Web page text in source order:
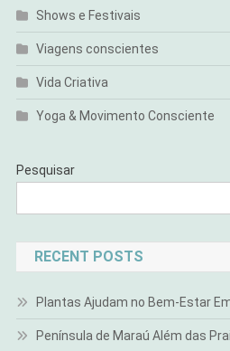
Shows e Festivais
Viagens conscientes
Vida Criativa
Yoga & Movimento Consciente
Pesquisar
RECENT POSTS
Plantas Ajudam no Bem-Estar
Península de Maraú Além das